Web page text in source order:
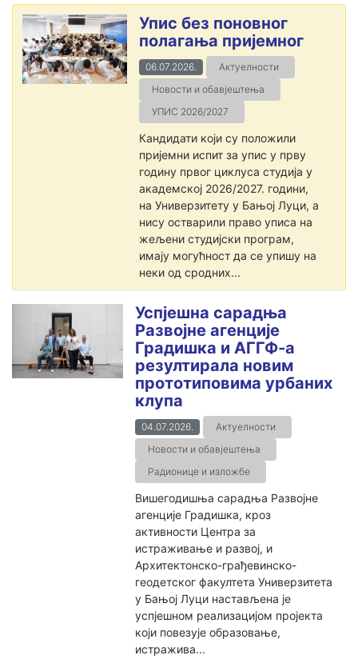
Упис без поновног
полагања пријемног
06.07.2026.
Актуелности
Новости и обавјештења
УПИС 2026/2027
Кандидати који су положили
пријемни испит за упис у прву
годину првог циклуса студија у
академској 2026/2027. години,
на Универзитету у Бањој Луци, а
нису остварили право уписа на
жељени студијски програм,
имају могућност да се упишу на
неки од сродних...
Успјешна сарадња
Развојне агенције
Градишка и АГГФ-а
резултирала новим
прототиповима урбаних
клупа
04.07.2026.
Актуелности
Новости и обавјештења
Радионице и изложбе
Вишегодишња сарадња Развојне
агенције Градишка, кроз
активности Центра за
истраживање и развој, и
Архитектонско-грађевинско-
геодетског факултета Универзитета
у Бањој Луци настављена је
успјешном реализацијом пројекта
који повезује образовање,
истражива...